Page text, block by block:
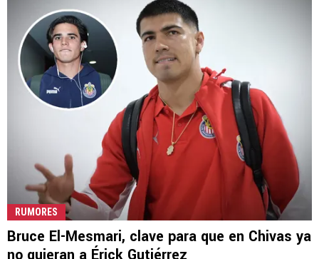
RUMORES
Bruce El-Mesmari, clave para que en Chivas ya
no quieran a Érick Gutiérrez